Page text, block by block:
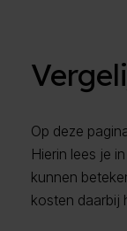
Op deze
Hierin lees je
kunnen
kosten daarbij